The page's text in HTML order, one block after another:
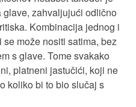
zahvaljujući odlično
Kombinacija jednog i
može nositi satima, bez
s glave. Tome svakako
platneni jastučići, koji ne
koliko bi to bio slučaj s